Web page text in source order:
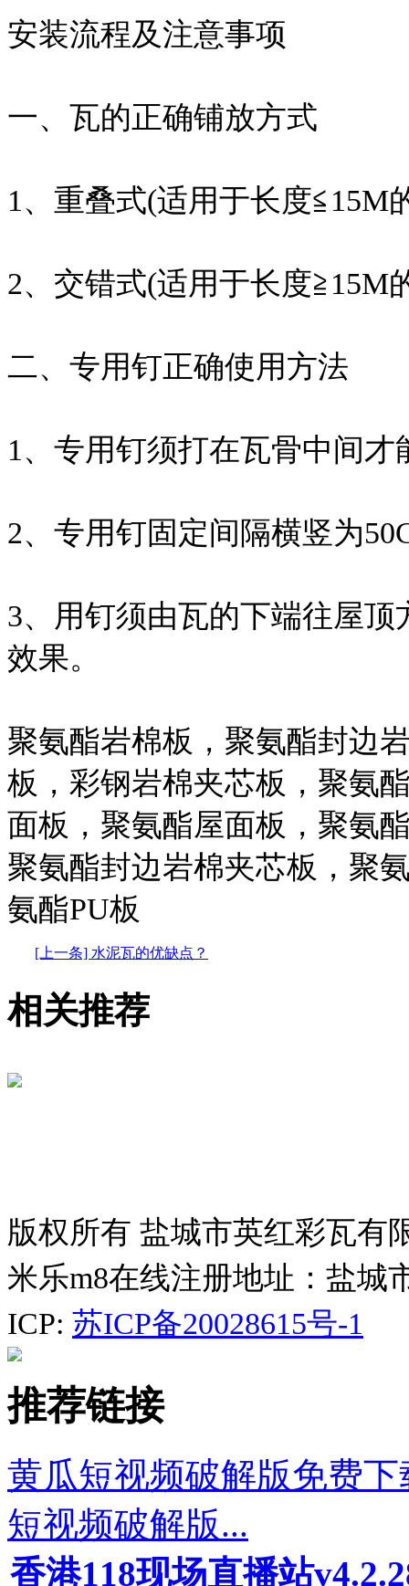
安装流程及注意事项
一、瓦的正确铺放方式
1、重叠式(适用于长度≦15M
2、交错式(适用于长度≧15M
二、专用钉正确使用方法
1、专用钉须打在瓦骨中间才
2、专用钉固定间隔横竖为
3、用钉须由瓦的下端往屋
效果。
聚氨酯岩棉板，聚氨酯封边
板，彩钢岩棉夹芯板，聚氨
面板，聚氨酯屋面板，聚氨
聚氨酯封边岩棉夹芯板，聚
氨酯PU板
[上一条] 水泥瓦的优缺点？
相关推荐
版权所有 盐城市英红彩瓦有
米乐m8在线注册地址：盐城
ICP: 苏ICP备20028615号-1
推荐链接
黄瓜短视频破解版免费
短视频破解版...
香港118现场直播站